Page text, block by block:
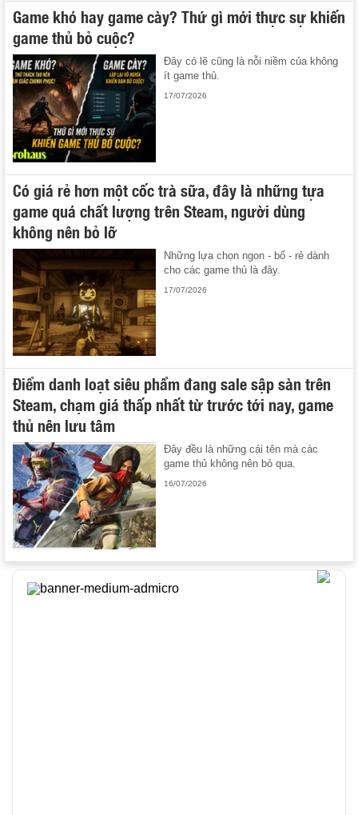
Game khó hay game cày? Thứ gì mới thực sự khiến
game thủ bỏ cuộc?
Đây có lẽ cũng là nỗi niềm của không
ít game thủ.
17/07/2026
Có giá rẻ hơn một cốc trà sữa, đây là những tựa
game quá chất lượng trên Steam, người dùng
không nên bỏ lỡ
Những lựa chọn ngon - bổ - rẻ dành
cho các game thủ là đây.
17/07/2026
Điểm danh loạt siêu phẩm đang sale sập sàn trên
Steam, chạm giá thấp nhất từ trước tới nay, game
thủ nên lưu tâm
Đây đều là những cái tên mà các
game thủ không nên bỏ qua.
16/07/2026